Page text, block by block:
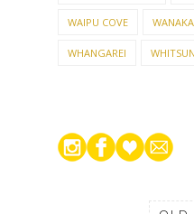
WAIPU COVE WANAKA
WHANGAREI